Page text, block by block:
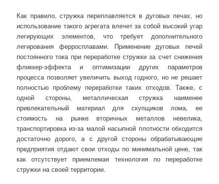
Как правило, стружка переплавляется в дуговых печах, но
использование такого агрегата влечет за собой высокий угар
легирующих элементов, что требует дополнительного
легирования ферросплавами. Применение дуговых печей
постоянного тока при переработке стружки за счет снижения
фликкер-эффекта и оптимизации других параметров
процесса позволяет увеличить выход годного, но не решает
полностью проблему переработки таких отходов. Также, с
одной стороны, металлическая стружка наименее
привлекательный материал для скупщиков лома, ее
стоимость на рынке вторичных металлов невелика,
транспортировка из-за малой насыпной плотности обходится
достаточно дорого, а с другой стороны обрабатывающие
предприятия отдают свои отходы по минимальной цене, так
как отсутствует приемлемая технология по переработке
стружки на своей территории.